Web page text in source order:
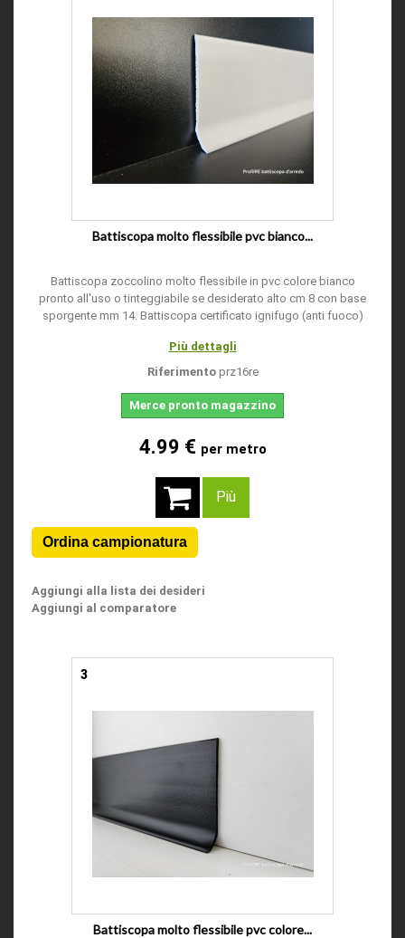
Battiscopa molto flessibile pvc bianco...
Battiscopa zoccolino molto flessibile in pvc colore bianco
pronto all'uso o tinteggiabile se desiderato alto cm 8 con base
sporgente mm 14. Battiscopa certificato ignifugo (anti fuoco)
Più dettagli
Riferimento prz16re
Merce pronto magazzino
4.99 € per metro
Più
Aggiungi alla lista dei desideri
Aggiungi al comparatore
3
Battiscopa molto flessibile pvc colore...